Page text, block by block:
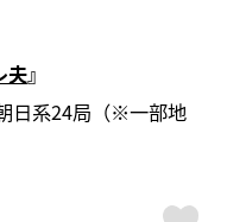
夫』
日系24局（※一部地